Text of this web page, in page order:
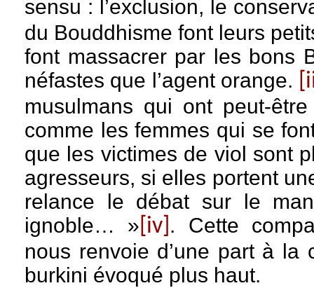
sensu : l’exclusion, le
du Bouddhisme font leurs
font massacrer par les bons
néfastes que l’agent orange.
musulmans qui ont peut-
comme les femmes qui se
que les victimes de viol sont
agresseurs, si elles portent
relance le débat sur le
ignoble… » [iv] . Cette
nous renvoie d’une part à
burkini évoqué plus haut.